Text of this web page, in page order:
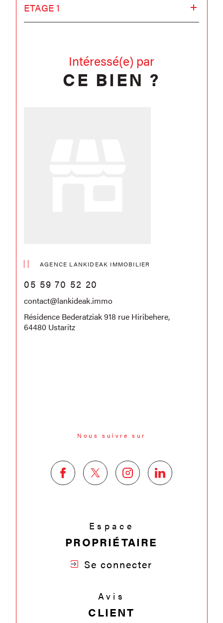
ETAGE 1
Intéressé(e) par
CE BIEN ?
AGENCE LANKIDEAK IMMOBILIER
05 59 70 52 20
contact@lankideak.immo
Résidence Bederatziak 918 rue Hiribehere,
64480 Ustaritz
Nous suivre sur
Espace
PROPRIÉTAIRE
Se connecter
Avis
CLIENT